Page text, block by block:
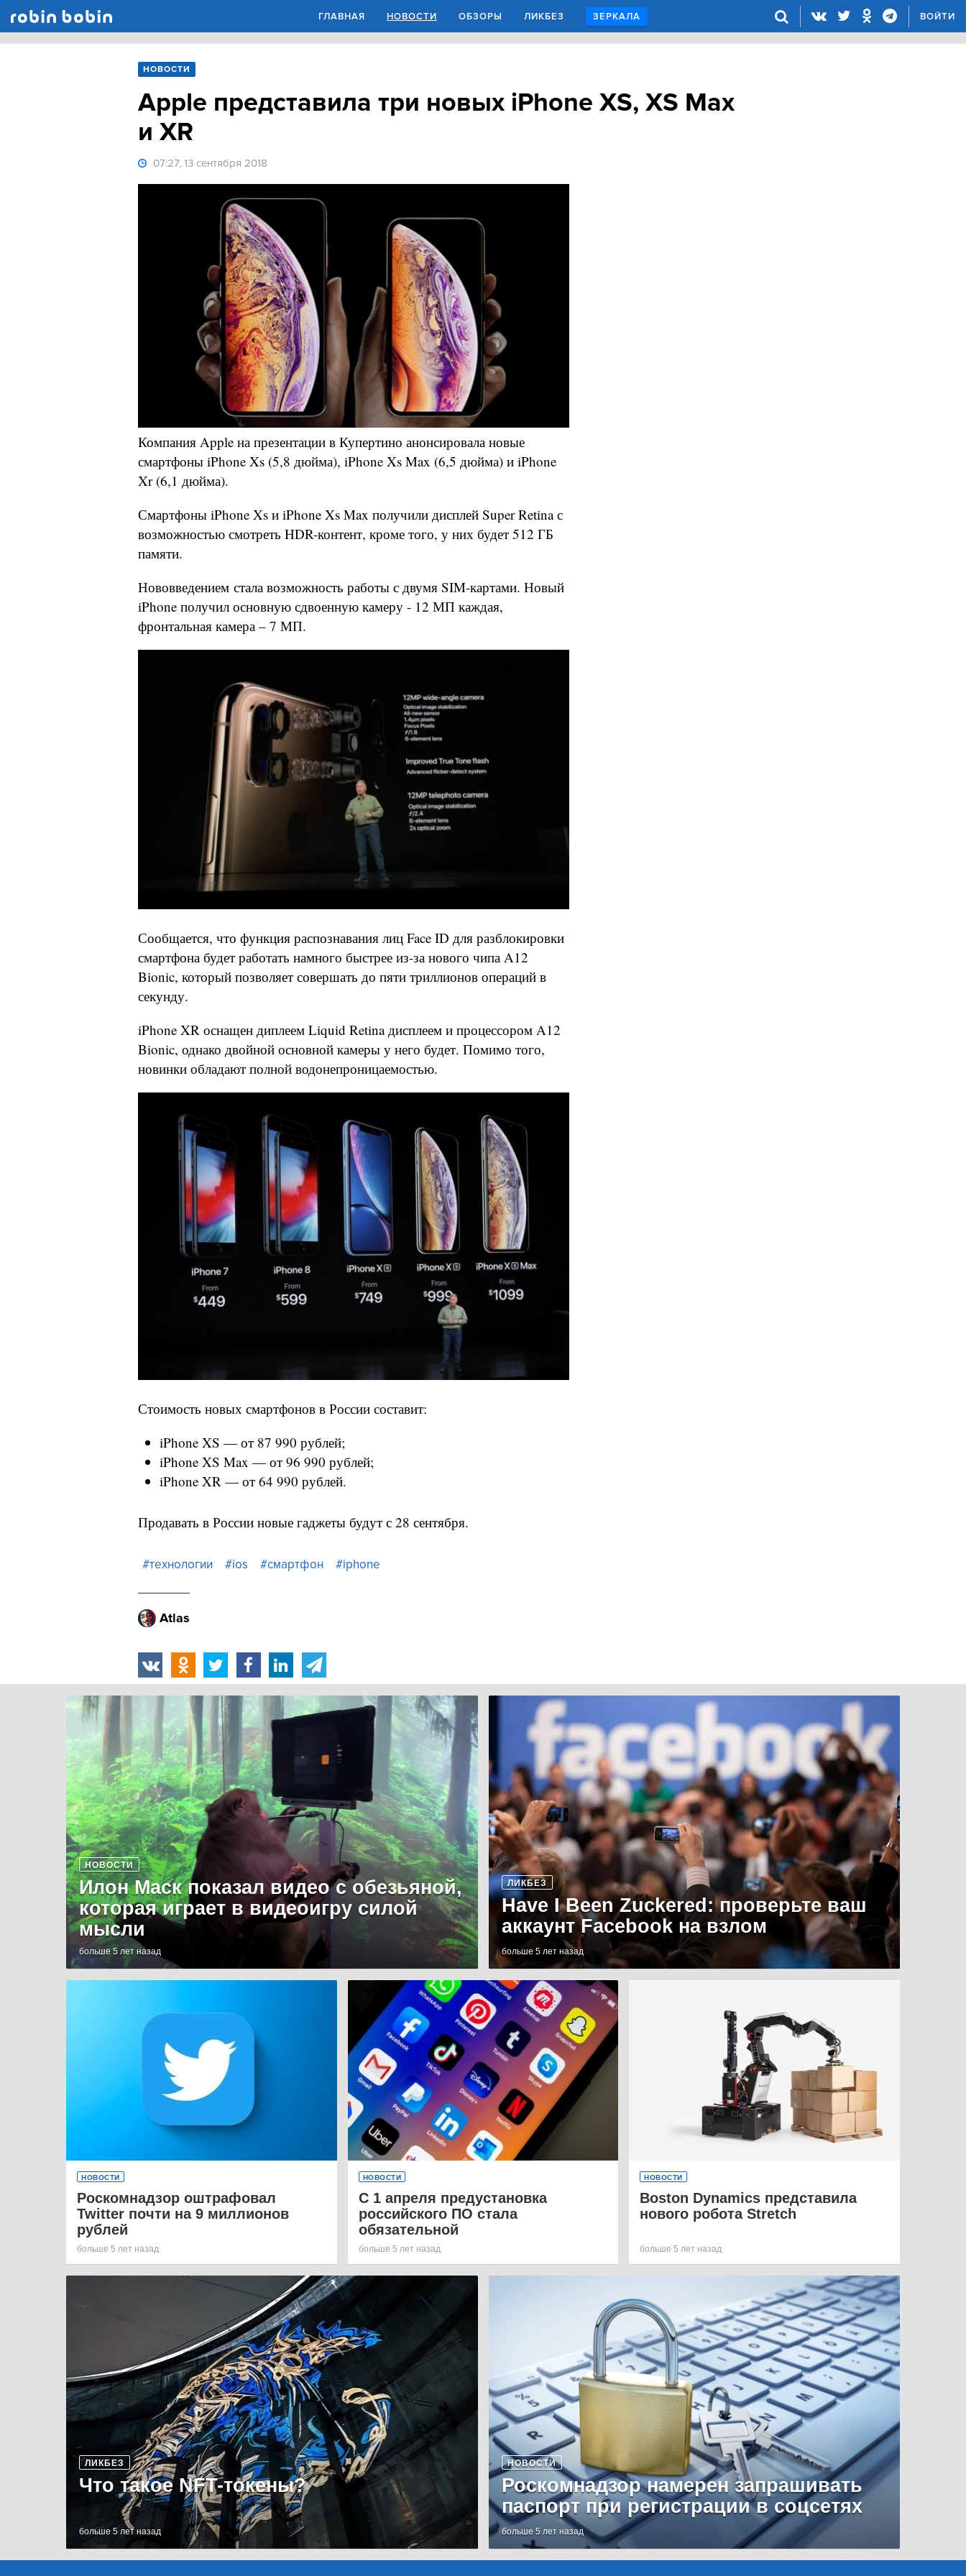
ГЛАВНАЯ НОВОСТИ ОБЗОРЫ ЛИКБЕЗ ЗЕРКАЛА ВОЙТИ
НОВОСТИ
Apple представила три новых iPhone XS, ХS Max
и XR
07:27, 13 сентября 2018
Компания Apple на презентации в Купертино анонсировала новые
смартфоны iPhone Xs (5,8 дюйма), iPhone Xs Max (6,5 дюйма) и iPhone
Xr (6,1 дюйма).
Смартфоны iPhone Xs и iPhone Xs Max получили дисплей Super Retina с
возможностью смотреть HDR-контент, кроме того, у них будет 512 ГБ
памяти.
Нововведением стала возможность работы с двумя SIM-картами. Новый
iPhone получил основную сдвоенную камеру - 12 МП каждая,
фронтальная камера – 7 МП.
Сообщается, что функция распознавания лиц Face ID для разблокировки
смартфона будет работать намного быстрее из-за нового чипа A12
Bionic, который позволяет совершать до пяти триллионов операций в
секунду.
iPhone XR оснащен диплеем Liquid Retina дисплеем и процессором A12
Bionic, однако двойной основной камеры у него будет. Помимо того,
новинки обладают полной водонепроницаемостью.
Стоимость новых смартфонов в России составит:
iPhone XS — от 87 990 рублей;
iPhone XS Max — от 96 990 рублей;
iPhone XR — от 64 990 рублей.
Продавать в России новые гаджеты будут с 28 сентября.
#технологии #ios #смартфон #iphone
Atlas
НОВОСТИ
Илон Маск показал видео с обезьяной,
которая играет в видеоигру силой
мысли
больше 5 лет назад
ЛИКБЕЗ
Have I Been Zuckered: проверьте ваш
аккаунт Facebook на взлом
больше 5 лет назад
НОВОСТИ
Роскомнадзор оштрафовал
Twitter почти на 9 миллионов
рублей
больше 5 лет назад
НОВОСТИ
С 1 апреля предустановка
российского ПО стала
обязательной
больше 5 лет назад
НОВОСТИ
Boston Dynamics представила
нового робота Stretch
больше 5 лет назад
ЛИКБЕЗ
Что такое NFT-токены?
больше 5 лет назад
НОВОСТИ
Роскомнадзор намерен запрашивать
паспорт при регистрации в соцсетях
больше 5 лет назад